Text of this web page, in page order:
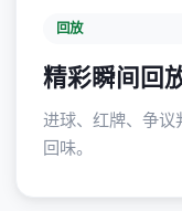
回放
精彩瞬间回
进球、红牌、争议
回味。